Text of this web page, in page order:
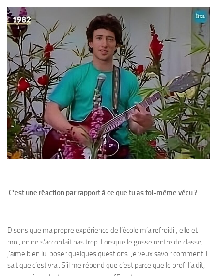
C’est une réaction par rapport à ce que tu as toi-même vécu ?
Disons que ma propre expérience de l’école m’a refroidi ; elle et
moi, on ne s’accordait pas trop. Lorsque le gosse rentre de classe,
j’aime bien lui poser quelques questions. Je veux savoir comment il
sait que c’est vrai. S’il me répond que c’est parce que le prof’ l’a dit,